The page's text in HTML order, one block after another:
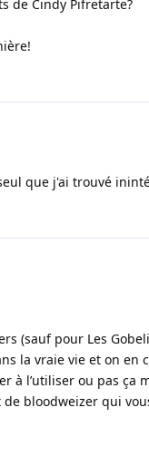
de Cindy Pifretarte?
que j'ai trouvé
(sauf pour Les
la vraie vie et on en
l’utiliser ou pas ça
bloodweizer qui